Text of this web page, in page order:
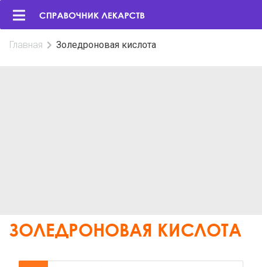
Главная Золедроновая кислота
ЗОЛЕДРОНОВАЯ КИСЛОТА